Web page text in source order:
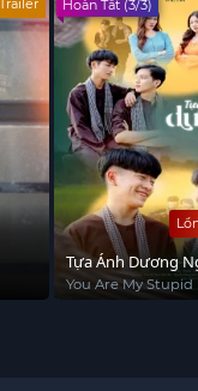
Trailer Hoàn Tất (3/3)
Tựa Ánh Dương
You Are My Stupid